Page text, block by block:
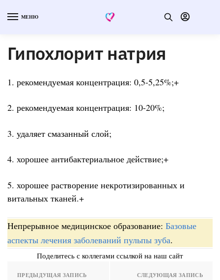
МЕНЮ
Гипохлорит натрия
1. рекомендуемая концентрация: 0,5-5,25%;+
2. рекомендуемая концентрация: 10-20%;
3. удаляет смазанный слой;
4. хорошее антибактериальное действие;+
5. хорошее растворение некротизированных и
витальных тканей.+
Непрерывное медицинское образование: Базовые
аспекты лечения заболеваний пульпы зуба.
Поделитесь с коллегами ссылкой на наш сайт
ПРЕДЫДУЩАЯ ЗАПИСЬ СЛЕДУЮЩАЯ ЗАПИСЬ